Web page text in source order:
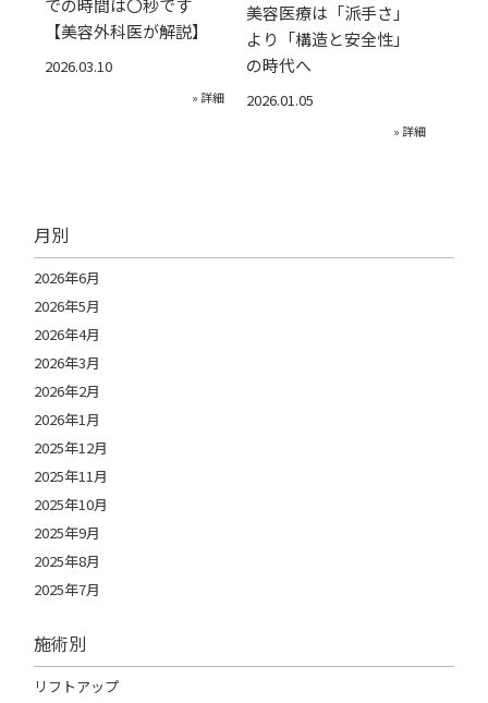
での時間は〇秒です
【美容外科医が解説】
2026.03.10
» 詳細
美容医療は「派手さ」
より「構造と安全性」
の時代へ
2026.01.05
» 詳細
月別
2026年6月
2026年5月
2026年4月
2026年3月
2026年2月
2026年1月
2025年12月
2025年11月
2025年10月
2025年9月
2025年8月
2025年7月
施術別
リフトアップ